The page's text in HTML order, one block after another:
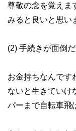
尊敬の念を覚えま
みると良いと思い
(2) 手続きが面倒
お金持ちなんです
ないと生きていけ
パーまで自転車飛